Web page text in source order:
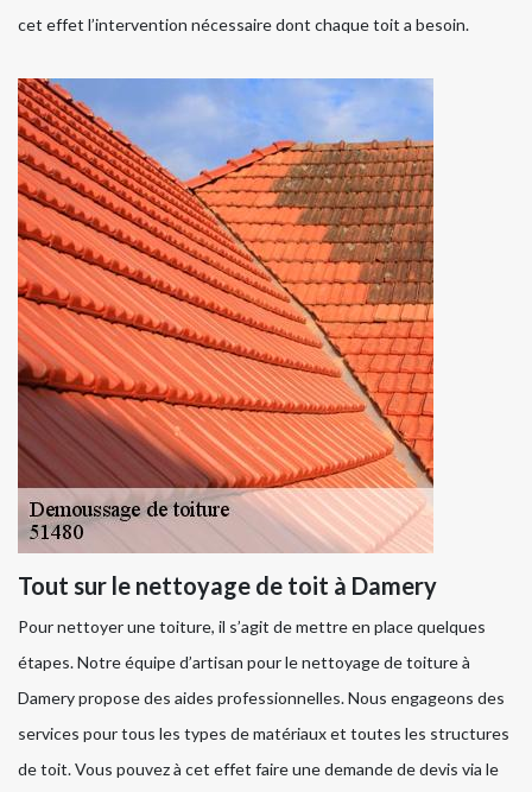
cet effet l’intervention nécessaire dont chaque toit a besoin.
Tout sur le nettoyage de toit à Damery
Pour nettoyer une toiture, il s’agit de mettre en place quelques
étapes. Notre équipe d’artisan pour le nettoyage de toiture à
Damery propose des aides professionnelles. Nous engageons des
services pour tous les types de matériaux et toutes les structures
de toit. Vous pouvez à cet effet faire une demande de devis via le